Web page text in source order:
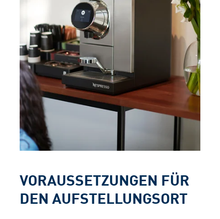
VORAUSSETZUNGEN FÜR
DEN AUFSTELLUNGSORT